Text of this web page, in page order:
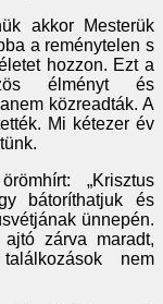
akkor Mesterük
a reménytelen s
hozzon. Ezt a
élményt és
közreadták. A
Mi kétezer év
„Krisztus
bátoríthatjuk és
ünnepén.
zárva maradt,
nem